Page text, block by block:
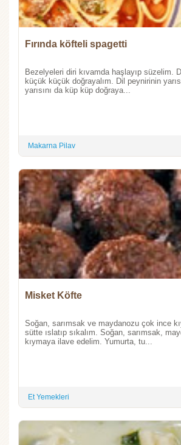
Fırında köfteli spagetti
Bezelyeleri diri kıvamda haşlayıp süzelim.
küçük küçük doğrayalım. Dil peynirinin
yarısını da küp küp doğraya...
Makarna Pilav
Misket Köfte
Soğan, sarımsak ve maydanozu çok ince
sütte ıslatıp sıkalım. Soğan, sarımsak,
kıymaya ilave edelim. Yumurta, tu...
Et Yemekleri